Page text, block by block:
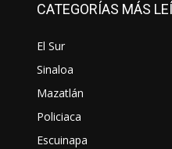
CATEGORÍAS MÁS
El Sur
Sinaloa
Mazatlán
Policiaca
Escuinapa